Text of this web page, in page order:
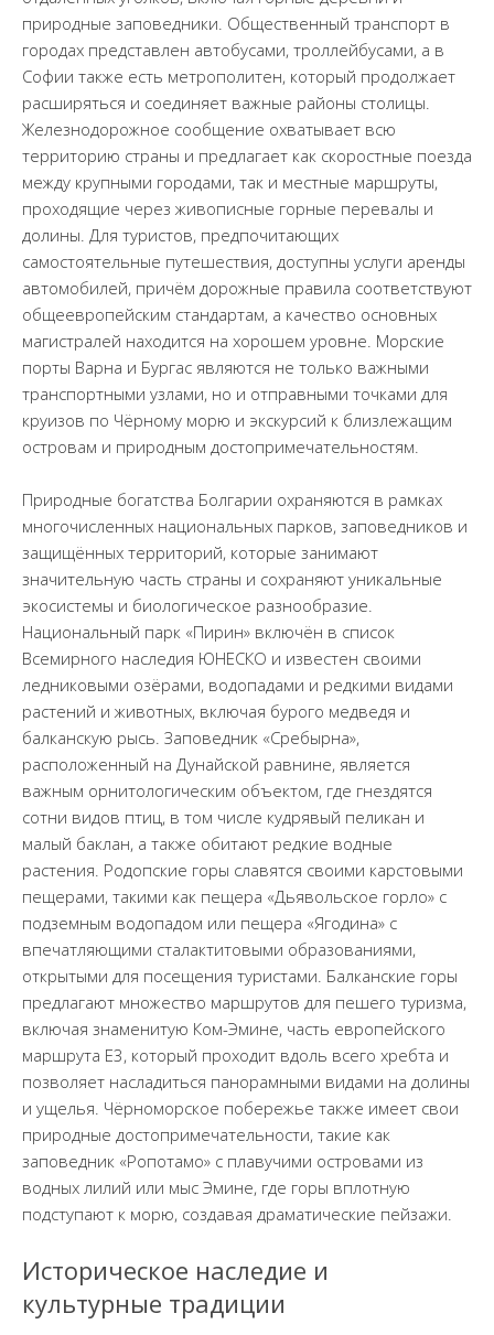
природные заповедники. Общественный транспорт в
городах представлен автобусами, троллейбусами, а в
Софии также есть метрополитен, который продолжает
расширяться и соединяет важные районы столицы.
Железнодорожное сообщение охватывает всю
территорию страны и предлагает как скоростные поезда
между крупными городами, так и местные маршруты,
проходящие через живописные горные перевалы и
долины. Для туристов, предпочитающих
самостоятельные путешествия, доступны услуги аренды
автомобилей, причём дорожные правила соответствуют
общеевропейским стандартам, а качество основных
магистралей находится на хорошем уровне. Морские
порты Варна и Бургас являются не только важными
транспортными узлами, но и отправными точками для
круизов по Чёрному морю и экскурсий к близлежащим
островам и природным достопримечательностям.
Природные богатства Болгарии охраняются в рамках
многочисленных национальных парков, заповедников и
защищённых территорий, которые занимают
значительную часть страны и сохраняют уникальные
экосистемы и биологическое разнообразие.
Национальный парк «Пирин» включён в список
Всемирного наследия ЮНЕСКО и известен своими
ледниковыми озёрами, водопадами и редкими видами
растений и животных, включая бурого медведя и
балканскую рысь. Заповедник «Сребырна»,
расположенный на Дунайской равнине, является
важным орнитологическим объектом, где гнездятся
сотни видов птиц, в том числе кудрявый пеликан и
малый баклан, а также обитают редкие водные
растения. Родопские горы славятся своими карстовыми
пещерами, такими как пещера «Дьявольское горло» с
подземным водопадом или пещера «Ягодина» с
впечатляющими сталактитовыми образованиями,
открытыми для посещения туристами. Балканские горы
предлагают множество маршрутов для пешего туризма,
включая знаменитую Ком-Эмине, часть европейского
маршрута E3, который проходит вдоль всего хребта и
позволяет насладиться панорамными видами на долины
и ущелья. Чёрноморское побережье также имеет свои
природные достопримечательности, такие как
заповедник «Ропотамо» с плавучими островами из
водных лилий или мыс Эмине, где горы вплотную
подступают к морю, создавая драматические пейзажи.
Историческое наследие и
культурные традиции